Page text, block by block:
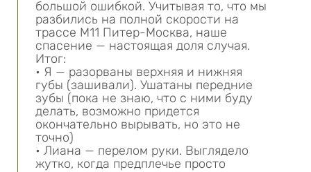
большой ошибкой. Учитывая то, что мы
разбились на полной скорости на
трассе M11 Питер-Москва, наше
спасение — настоящая доля случая.
Итог:
• Я — разорваны верхняя и нижняя
губы (зашивали). Ушатаны передние
зубы (пока не знаю, что с ними буду
делать, возможно придется
окончательно вырывать, но это не
точно)
• Лиана — перелом руки. Выглядело
жутко, когда предплечье просто